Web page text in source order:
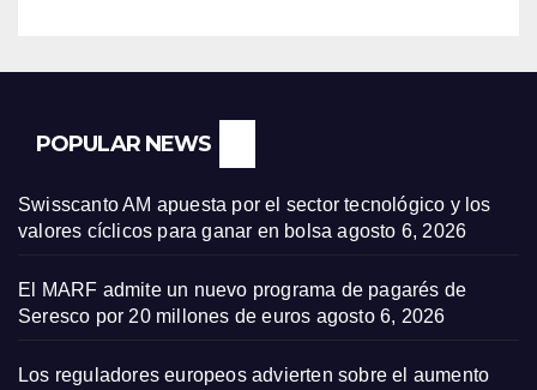
POPULAR NEWS
Swisscanto AM apuesta por el sector tecnológico y los
valores cíclicos para ganar en bolsa agosto 6, 2026
El MARF admite un nuevo programa de pagarés de
Seresco por 20 millones de euros agosto 6, 2026
Los reguladores europeos advierten sobre el aumento